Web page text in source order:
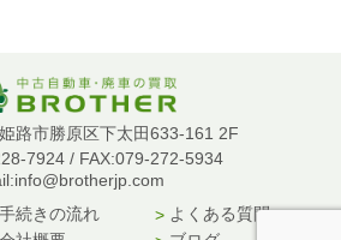
路市勝原区下太田633-161 2F
7924 / FAX:079-272-5934
手続きの流れ
よくある質問